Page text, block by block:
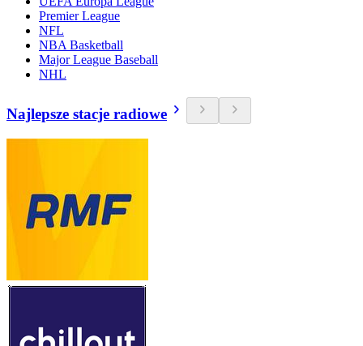
Premier League
NFL
NBA Basketball
Major League Baseball
NHL
Najlepsze stacje radiowe